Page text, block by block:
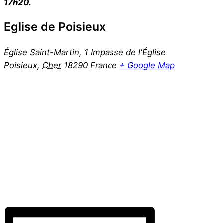
17h20.
Eglise de Poisieux
Église Saint-Martin, 1 Impasse de l'Église
Poisieux, Cher 18290 France + Google Map